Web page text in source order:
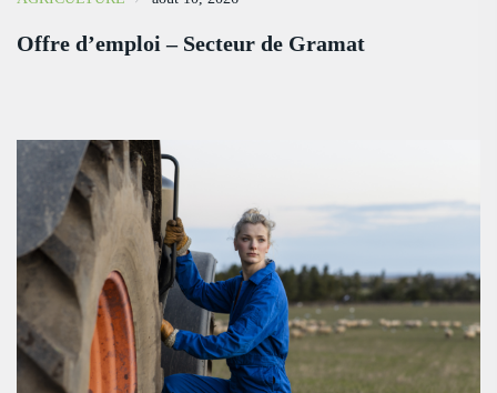
Offre d’emploi – Secteur de Gramat